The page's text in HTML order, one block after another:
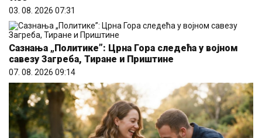
03. 08. 2026 07:31
Сазнања „Политике”: Црна Гора следећа у војном
савезу Загреба, Тиране и Приштине
07. 08. 2026 09:14